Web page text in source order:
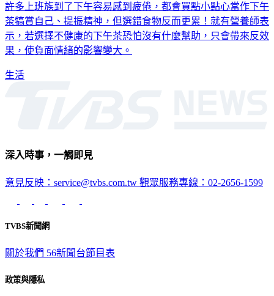
許多上班族到了下午容易感到疲倦，都會買點小點心當作下午
茶犒賞自己、提振精神，但選錯食物反而更累！就有營養師表
示，若選擇不健康的下午茶恐怕沒有什麼幫助，只會帶來反效
果，使負面情緒的影響變大。
生活
深入時事，一觸即見
意見反映：service@tvbs.com.tw 觀眾服務專線：02-2656-1599
TVBS新聞網
關於我們 56新聞台節目表
政策與隱私